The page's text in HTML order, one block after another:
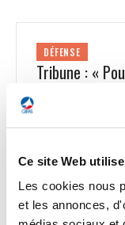
Ce site Web
Les cookies nous
et les annonces,
DÉFENSE
Tribune : «
économiques,
intéresse
économique », et
domaine